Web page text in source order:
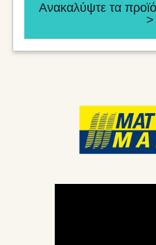
Ανακαλύψτε τα
>